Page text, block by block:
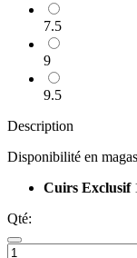
7.5
9
9.5
Description
Disponibilité en
Cuirs Exclusif
Qté: